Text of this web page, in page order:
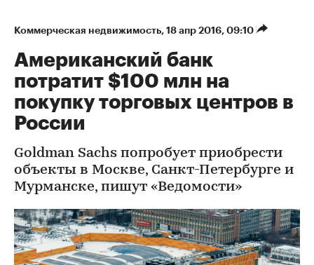
Коммерческая недвижимость⁠, 18 апр 2016, 09:10
Американский банк
потратит $100 млн на
покупку торговых центров в
России
Goldman Sachs попробует приобрести
объекты в Москве, Санкт-Петербурге и
Мурманске, пишут «Ведомости»